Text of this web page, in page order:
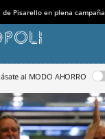
de Pisarello en plena campaña
al MODO AHORRO